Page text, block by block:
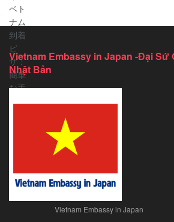
つ
の
こ
と
【2025
年
最
新
す
る
方
法
（2025
年
ガ
イ
で
行
計
画
を
ス
ー
ズ
に
ザ
本
人
旅
行
者
向
け
の
着
Vietnam Embassy in Japan -Đại Sứ
Nhật Bản
Vietnam Embassy in Japan